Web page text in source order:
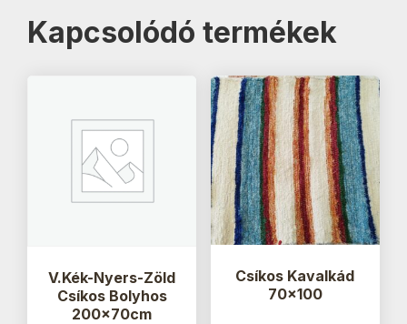
Kapcsolódó termékek
V.Kék-Nyers-Zöld
Csíkos Bolyhos
200x70cm
Csíkos Kavalkád
70×100